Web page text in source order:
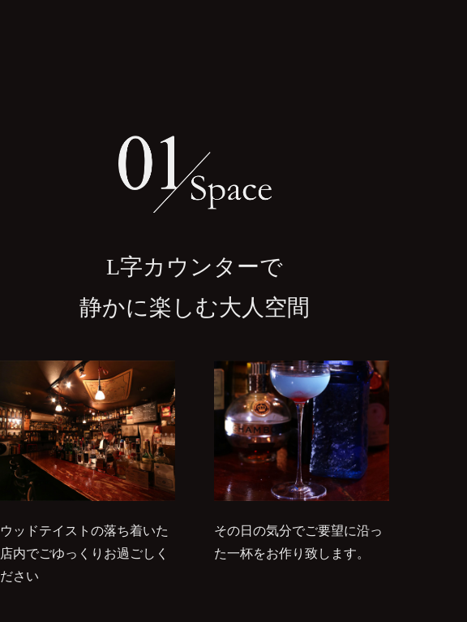
L字カウンターで
静かに楽しむ大人空間
ウッドテイストの落ち着いた
店内でごゆっくりお過ごしく
ださい
その日の気分でご要望に沿っ
た一杯をお作り致します。